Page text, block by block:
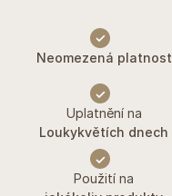
✓
Neomezená platnost
✓
Uplatnění na
Loukykvětích dnech
✓
Použití na